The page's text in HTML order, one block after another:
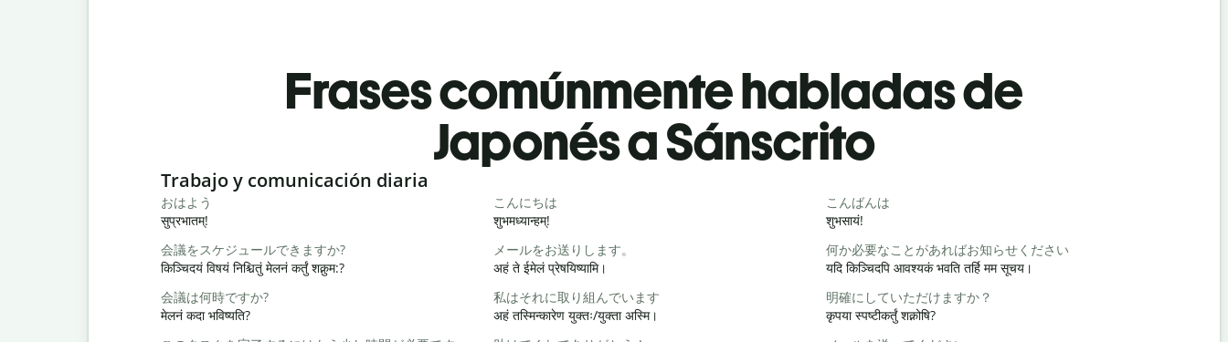
Frases comúnmente habladas de
Japonés a Sánscrito
Slide 1 of 6
Trabajo y comunicación diaria
おはよう
सुप्रभातम्!
こんにちは
शुभमध्यान्हम्!
こんばんは
शुभसायं!
会議をスケジュールできますか?
किञ्चिदयं विषयं निश्चितुं मेलनं कर्तुं शक्नुम:?
メールをお送りします。
अहं ते ईमेलं प्रेषयिष्यामि।
何か必要なことがあればお知らせください
यदि किञ्चिदपि आवश्यकं भवति तर्हि मम सूचय।
会議は何時ですか?
मेलनं कदा भविष्यति?
私はそれに取り組んでいます
अहं तस्मिन्कारेण युक्तः/युक्ता अस्मि।
明確にしていただけますか？
कृपया स्पष्टीकर्तुं शक्नोषि?